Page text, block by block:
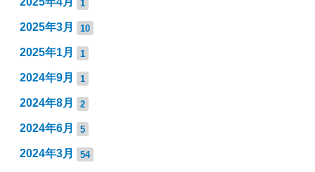
1
2025年3月 10
2025年1月 1
2024年9月 1
2024年8月 2
2024年6月 5
2024年3月 54